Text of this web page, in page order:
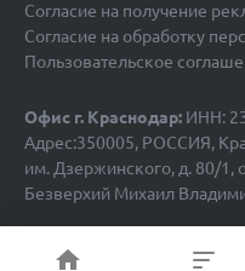
Согласие на получение
Согласие на обработку
Пользовательское
Офис г. Краснодар: ИНН:
Адрес:350005, РОССИЯ,
им. Дзержинского, д. 80/1,
Безверхий Михаил